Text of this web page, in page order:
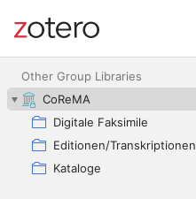
Site navigation
Other Group Libraries
CoReMA
Digitale Faksimile
Editionen/Transkriptionen
Kataloge